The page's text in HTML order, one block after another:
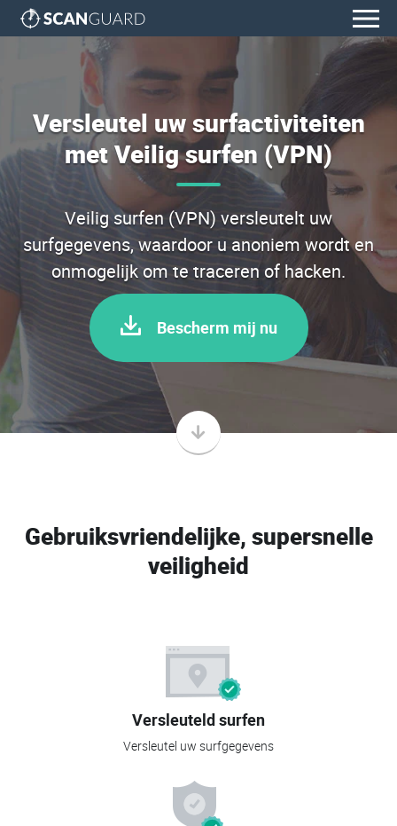
Versleutel uw surfactiviteiten
met Veilig surfen (VPN)
Veilig surfen (VPN) versleutelt uw
surfgegevens, waardoor u anoniem wordt en
onmogelijk om te traceren of hacken.
Bescherm mij nu
Gebruiksvriendelijke, supersnelle
veiligheid
Versleuteld surfen
Versleutel uw surfgegevens